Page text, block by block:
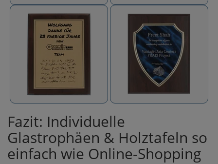
Fazit: Individuelle
Glastrophäen & Holztafeln so
einfach wie Online-Shopping